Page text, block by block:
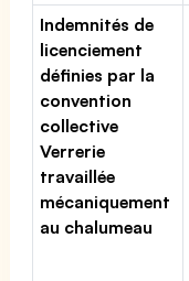
Indemnités de
licenciement
définies par la
convention
collective
Verrerie
travaillée
mécaniquement
au chalumeau